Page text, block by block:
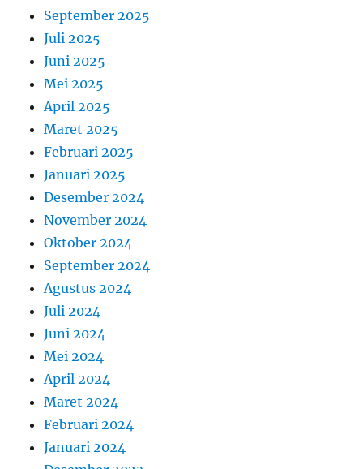
September 2025
Juli 2025
Juni 2025
Mei 2025
April 2025
Maret 2025
Februari 2025
Januari 2025
Desember 2024
November 2024
Oktober 2024
September 2024
Agustus 2024
Juli 2024
Juni 2024
Mei 2024
April 2024
Maret 2024
Februari 2024
Januari 2024